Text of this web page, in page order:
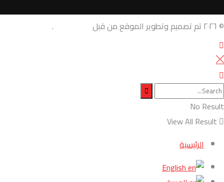
© ٢٠٢٦ تم تصميم وتطوير الموقع من قبل .
No Result
الرئيسية
English